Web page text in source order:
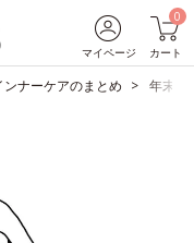
マイページ
0
カート
ンナーケアのまとめ 年末年